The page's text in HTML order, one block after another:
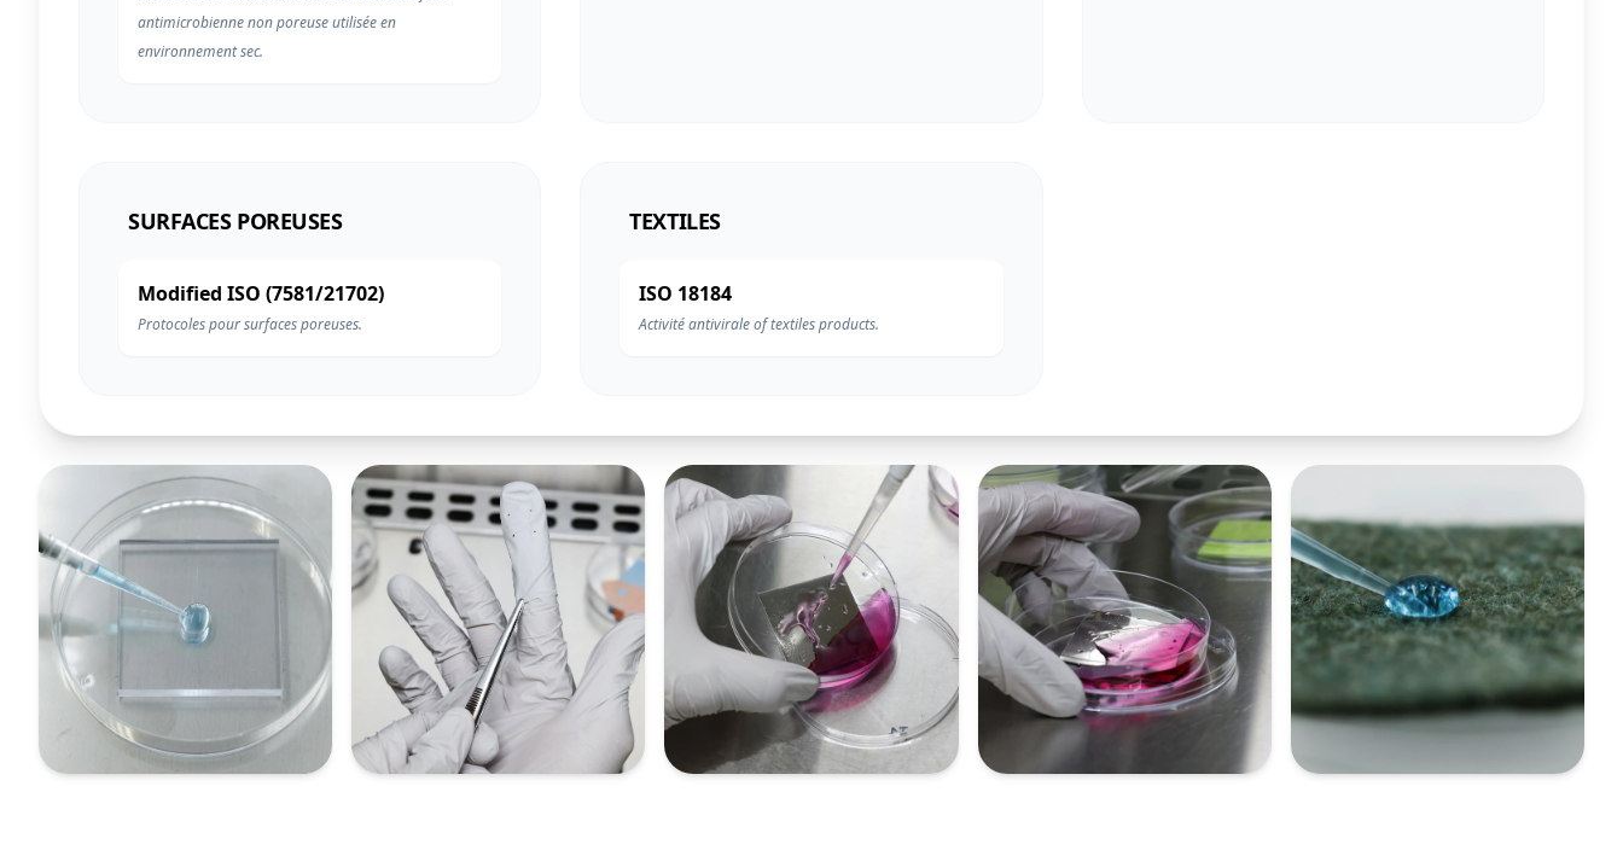
antimicrobienne non poreuse utilisée en
environnement sec.
SURFACES POREUSES
Modified ISO (7581/21702)
Protocoles pour surfaces poreuses.
TEXTILES
ISO 18184
Activité antivirale of textiles products.